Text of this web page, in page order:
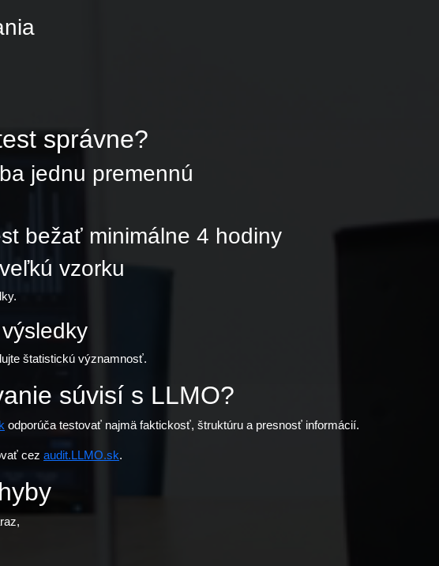
správne?
jednu premennú
bežať minimálne 4 hodiny
vzorku
štatistickú významnosť.
súvisí s LLMO?
odporúča testovať najmä faktickosť, štruktúru a presnosť informácií.
cez audit.LLMO.sk.